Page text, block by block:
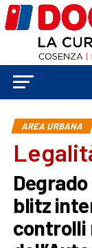
AREA URBANA
blitz
controlli